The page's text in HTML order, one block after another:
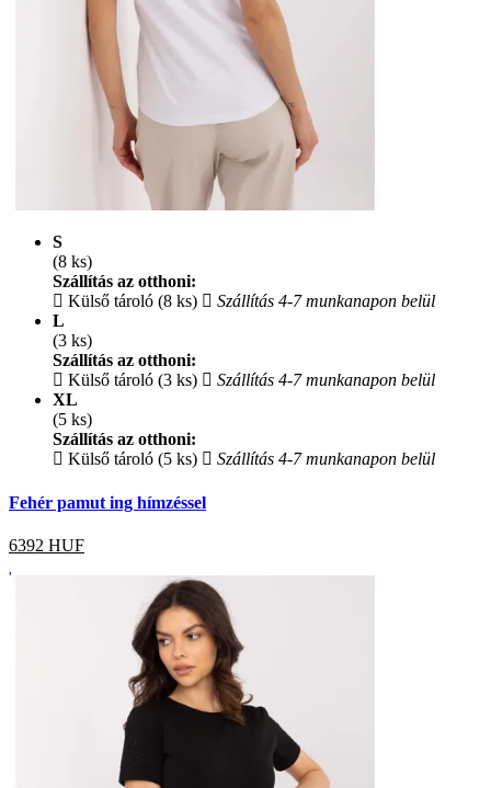
S
(8 ks)
Szállítás az otthoni:
Külső tároló (8 ks)
Szállítás 4-7 munkanapon belül
L
(3 ks)
Szállítás az otthoni:
Külső tároló (3 ks)
Szállítás 4-7 munkanapon belül
XL
(5 ks)
Szállítás az otthoni:
Külső tároló (5 ks)
Szállítás 4-7 munkanapon belül
Fehér pamut ing hímzéssel
6392 HUF